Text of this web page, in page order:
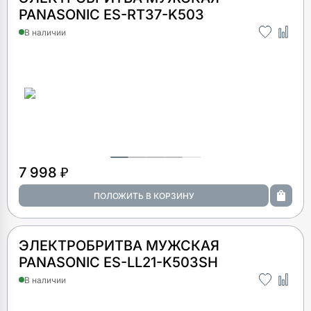
PANASONIC ES-RT37-K503
В наличии
7 998 ₽
ЭЛЕКТРОБРИТВА МУЖСКАЯ
PANASONIC ES-LL21-K503SH
В наличии